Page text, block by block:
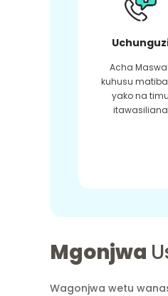
Acha
kuhusu
yako na timu
itawasiliana
Mgonjwa
Wagonjwa wetu